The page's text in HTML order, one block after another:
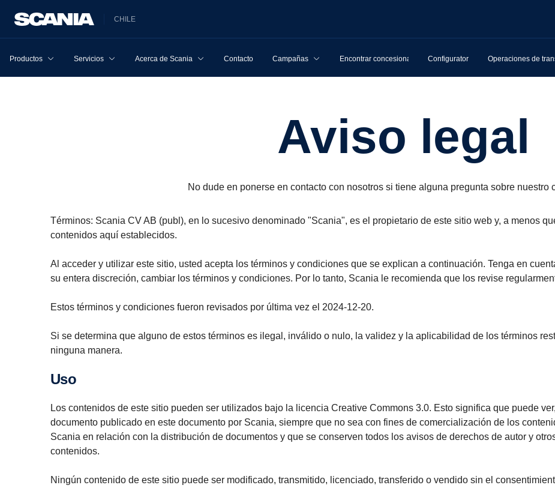
CHILE
Productos Servicios Acerca de Scania Contacto Campañas Encontrar concesionarios Configurator Operaciones de
Aviso legal
No dude en ponerse en contacto con nosotros si tiene alguna pregunta sobre nuestro
Términos: Scania CV AB (publ), en lo sucesivo denominado "Scania", es el propietario de este sitio web y, a menos
contenidos aquí establecidos.
Al acceder y utilizar este sitio, usted acepta los términos y condiciones que se explican a continuación. Tenga en
su entera discreción, cambiar los términos y condiciones. Por lo tanto, Scania le recomienda que los revise
Estos términos y condiciones fueron revisados por última vez el 2024-12-20.
Si se determina que alguno de estos términos es ilegal, inválido o nulo, la validez y la aplicabilidad de los términos
ninguna manera.
Uso
Los contenidos de este sitio pueden ser utilizados bajo la licencia Creative Commons 3.0. Esto significa que puede
documento publicado en este documento por Scania, siempre que no sea con fines de comercialización de los
Scania en relación con la distribución de documentos y que se conserven todos los avisos de derechos de autor y
contenidos.
Ningún contenido de este sitio puede ser modificado, transmitido, licenciado, transferido o vendido sin el